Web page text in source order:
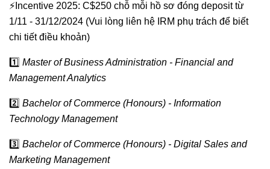
⚡Incentive 2025: C$250 chỗ mỗi hồ sơ đóng deposit từ
1/11 - 31/12/2024 (Vui lòng liên hệ IRM phụ trách để biết
chi tiết điều khoản)
1️⃣ Master of Business Administration - Financial and
Management Analytics
2️⃣ Bachelor of Commerce (Honours) - Information
Technology Management
3️⃣ Bachelor of Commerce (Honours) - Digital Sales and
Marketing Management